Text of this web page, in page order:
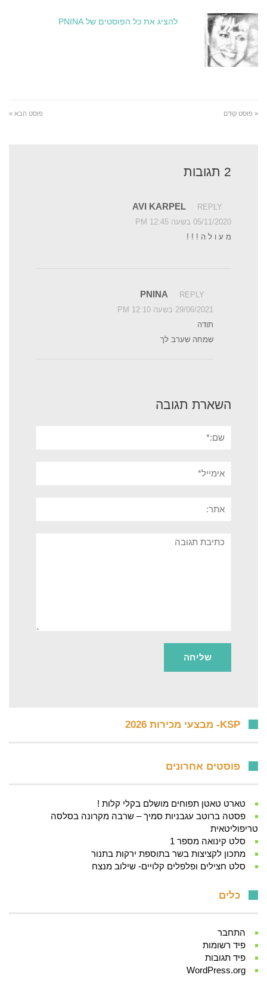
להציג את כל הפוסטים של PNINA
« פוסט קודם פוסט הבא »
2 תגובות
AVI KARPEL
REPLY
05/11/2020 בשעה 12:45 PM
מ ע ו ל ה ! ! !
PNINA
REPLY
29/06/2021 בשעה 12:10 PM
תודה
שמחה שערב לך
השארת תגובה
KSP- מבצעי מכירות 2026
פוסטים אחרונים
טארט טאטן תפוחים מושלם בקלי קלות !
פסטה ברוטב עגבניות סמיך – שרבה מקרונה בסלסה
טריפוליטאית
סלט קינואה מספר 1
מתכון לקציצות בשר בתוספת ירקות בתנור
סלט חצילים ופלפלים קלויים- שילוב מנצח
כלים
התחבר
פיד רשומות
פיד תגובות
WordPress.org